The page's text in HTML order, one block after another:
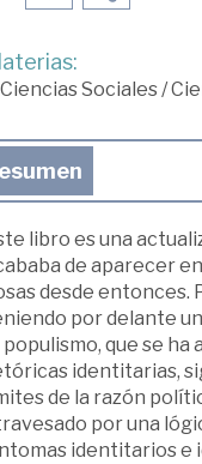
Ciencias Sociales/
libro es una
de aparecer
desde entonces.
por delante
populismo, que se
identitarias,
de la razón
por una
identitarios e